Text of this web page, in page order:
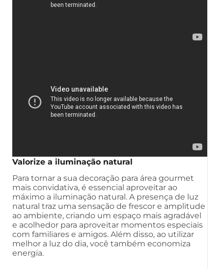
Valorize a iluminação natural
Para tornar a sua decoração para área gourmet
mais convidativa, é essencial aproveitar ao
máximo a iluminação natural. A presença de luz
natural traz uma sensação de frescor e amplitude
ao ambiente, criando um espaço mais agradável
e acolhedor para aproveitar momentos especiais
com familiares e amigos. Além disso, ao utilizar
melhor a luz do dia, você também economiza
energia.